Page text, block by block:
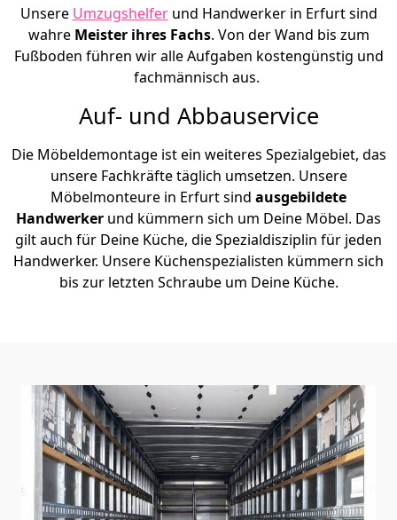
Unsere Umzugshelferund Handwerker in Erfurt sind
wahre Meister ihres Fachs. Von der Wand bis zum
Fußboden führen wir alle Aufgaben kostengünstig und
fachmännisch aus.
Auf- und Abbauservice
Die Möbeldemontage ist ein weiteres Spezialgebiet, das
unsere Fachkräfte täglich umsetzen. Unsere
Möbelmonteure in Erfurt sind ausgebildete
Handwerker und kümmern sich um Deine Möbel. Das
gilt auch für Deine Küche, die Spezialdisziplin für jeden
Handwerker. Unsere Küchenspezialisten kümmern sich
bis zur letzten Schraube um Deine Küche.